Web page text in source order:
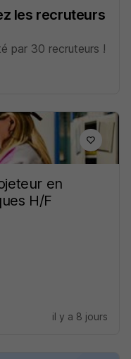
les recruteurs
par 30 recruteurs !
en
H/F
il y a 8 jours